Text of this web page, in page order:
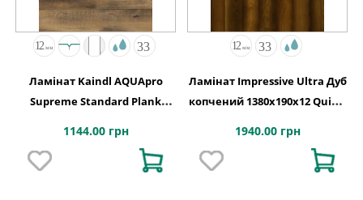
Ламінат Kaindl AQUApro
Supreme Standard Plank
1144.00 грн
Ламінат Impressive Ultra Дуб
копчений 1380х190x12 Quick-
1940.00 грн